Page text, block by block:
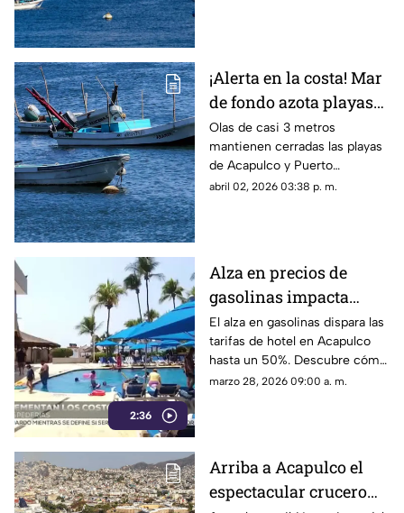
¡Alerta en la costa! Mar
de fondo azota playas
de Guerrero y Oaxaca
Olas de casi 3 metros
mantienen cerradas las playas
de Acapulco y Puerto
Escondido.
abril 02, 2026 03:38 p. m.
2:36
Alza en precios de
gasolinas impacta
tarifas hoteleras en
Acapulco para Semana
Santa
El alza en gasolinas dispara las
tarifas de hotel en Acapulco
hasta un 50%. Descubre cómo
afecta esto a tus vacaciones
marzo 28, 2026 09:00 a. m.
Arriba a Acapulco el
espectacular crucero